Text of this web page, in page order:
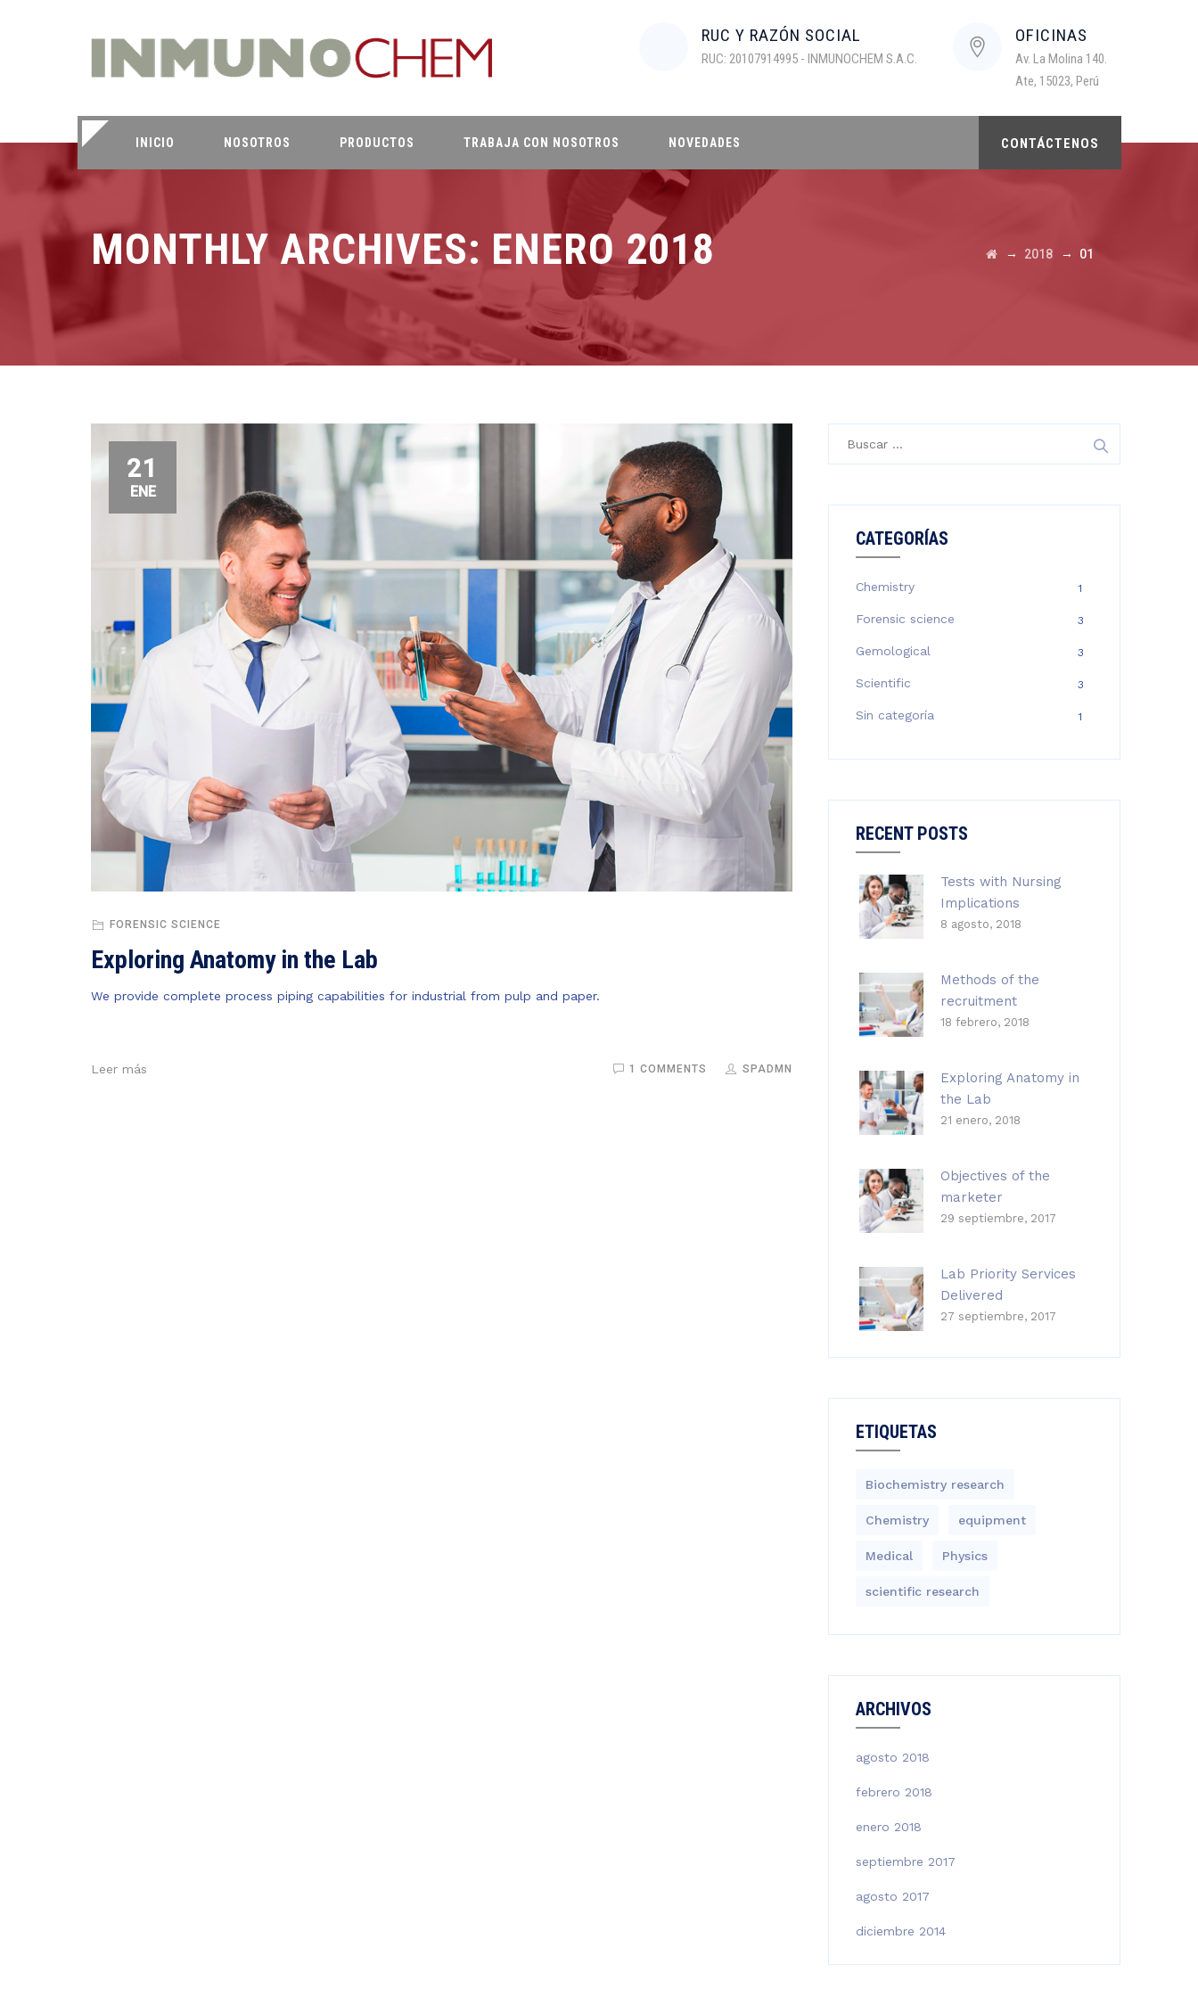
RUC Y RAZÓN SOCIAL
RUC: 20107914995 - INMUNOCHEM S.A.C.
OFICINAS
Av. La Molina 140.
Ate, 15023, Perú
INICIO NOSOTROS PRODUCTOS TRABAJA CON NOSOTROS NOVEDADES CONTÁCTENOS
MONTHLY ARCHIVES: ENERO 2018 → 2018 → 01
21
ENE
FORENSIC SCIENCE
Exploring Anatomy in the Lab
We provide complete process piping capabilities for industrial from pulp and paper.
Leer más 1 COMMENTS SPADMN
CATEGORÍAS
Chemistry 1
Forensic science 3
Gemological 3
Scientific 3
Sin categoría 1
RECENT POSTS
Tests with Nursing
Implications
8 agosto, 2018
Methods of the
recruitment
18 febrero, 2018
Exploring Anatomy in
the Lab
21 enero, 2018
Objectives of the
marketer
29 septiembre, 2017
Lab Priority Services
Delivered
27 septiembre, 2017
ETIQUETAS
Biochemistry research
Chemistry equipment‎
Medical Physics
scientific research
ARCHIVOS
agosto 2018
febrero 2018
enero 2018
septiembre 2017
agosto 2017
diciembre 2014